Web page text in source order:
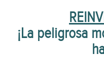
¡La peligrosa